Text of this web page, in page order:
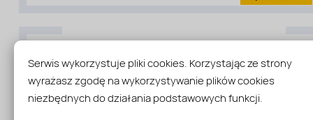
Serwis wykorzystuje pliki cookies. Korzystając ze strony
wyrażasz zgodę na wykorzystywanie plików cookies
niezbędnych do działania podstawowych funkcji.
materiału
Profile
aluminiowe